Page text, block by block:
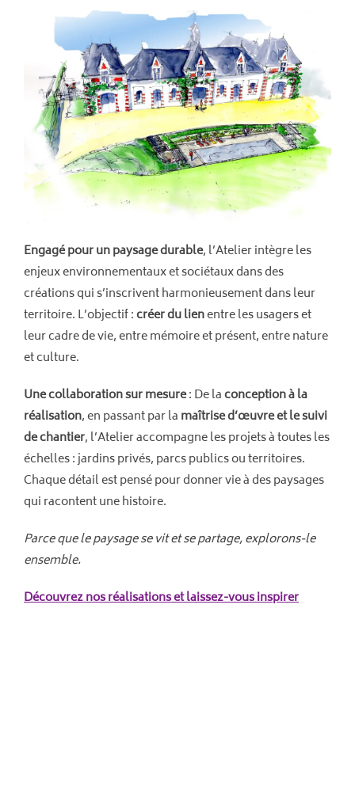
Engagé pour un paysage durable, l’Atelier intègre les
enjeux environnementaux et sociétaux dans des
créations qui s’inscrivent harmonieusement dans leur
territoire. L’objectif :créer du lienentre les usagers et
leur cadre de vie, entre mémoire et présent, entre nature
et culture.
Une collaboration sur mesure: De laconception à la
réalisation, en passant par la maîtrise d’œuvre et le suivi
de chantier, l’Atelier accompagne les projets à toutes les
échelles : jardins privés, parcs publics ou territoires.
Chaque détail est pensé pour donner vie à des paysages
qui racontent une histoire.
Parce que le paysage se vit et se partage, explorons-le
ensemble.
Découvrez nos réalisations et laissez-vousinspirer